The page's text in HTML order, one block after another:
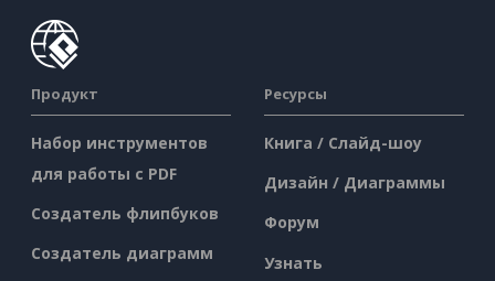
Продукт
Набор инструментов
для работы с PDF
Создатель флипбуков
Создатель диаграмм
Ресурсы
Книга / Слайд-шоу
Дизайн / Диаграммы
Форум
Узнать